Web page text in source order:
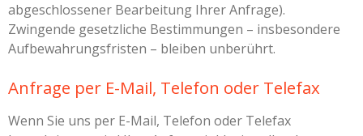
abgeschlossener Bearbeitung Ihrer Anfrage).
Zwingende gesetzliche Bestimmungen – insbesondere
Aufbewahrungsfristen – bleiben unberührt.
Anfrage per E-Mail, Telefon oder Telefax
Wenn Sie uns per E-Mail, Telefon oder Telefax